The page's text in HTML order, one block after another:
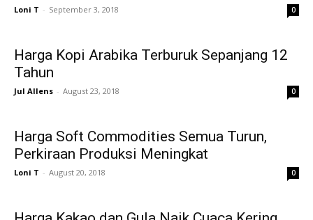
Loni T - September 3, 2018 0
Harga Kopi Arabika Terburuk Sepanjang 12
Tahun
Jul Allens - August 23, 2018 0
Harga Soft Commodities Semua Turun,
Perkiraan Produksi Meningkat
Loni T - August 20, 2018 0